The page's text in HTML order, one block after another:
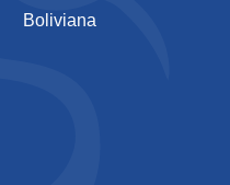
Boliviana